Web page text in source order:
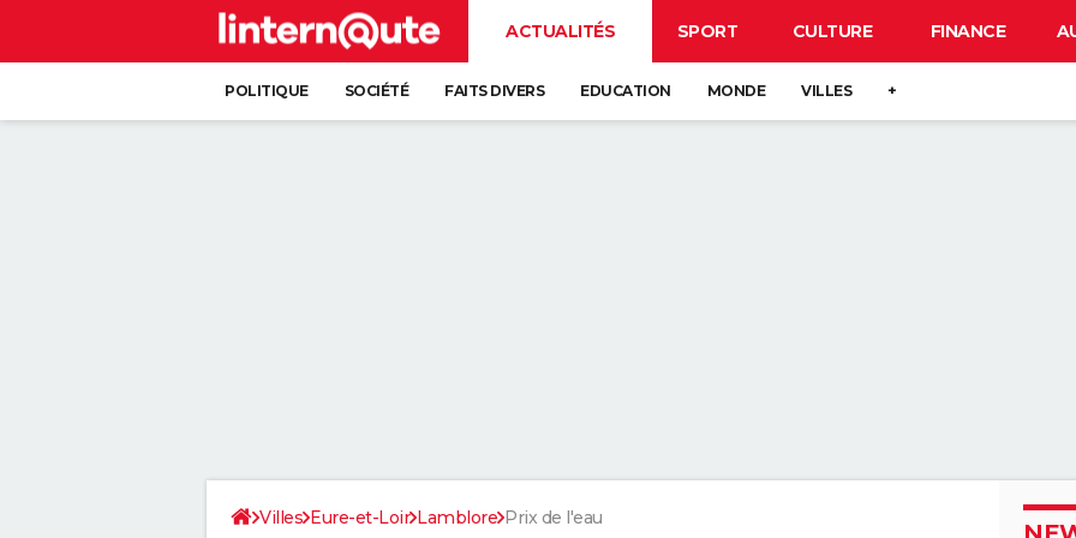
ACTUALITÉS SPORT CULTURE FINANCE
POLITIQUE SOCIÉTÉ FAITS DIVERS EDUCATION MONDE VILLES +
Villes Eure-et-Loir Lamblore Prix de l'eau